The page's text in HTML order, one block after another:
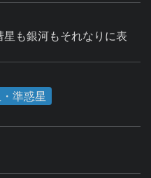
も銀河もそれなりに表
準惑星